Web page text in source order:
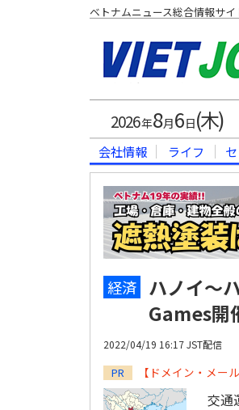
ベトナムニュース総合情報サイ
2026年8月6 日(木)
会社情報 ライフ
経済
ハノイ～
Games開
2022/04/19 16:17 JST配信
PR 【ドメイン・メー
交通